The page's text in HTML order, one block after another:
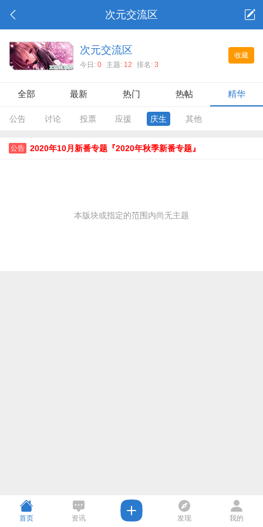
次元交流区
收藏
次元交流区
今日: 0 主题: 12 排名: 3
全部 最新 热门 热帖 精华
公告 讨论 投票 应援 庆生 其他
公告 2020年10月新番专题『2020年秋季新番专题』
本版块或指定的范围内尚无主题
首页 资讯 发现 我的